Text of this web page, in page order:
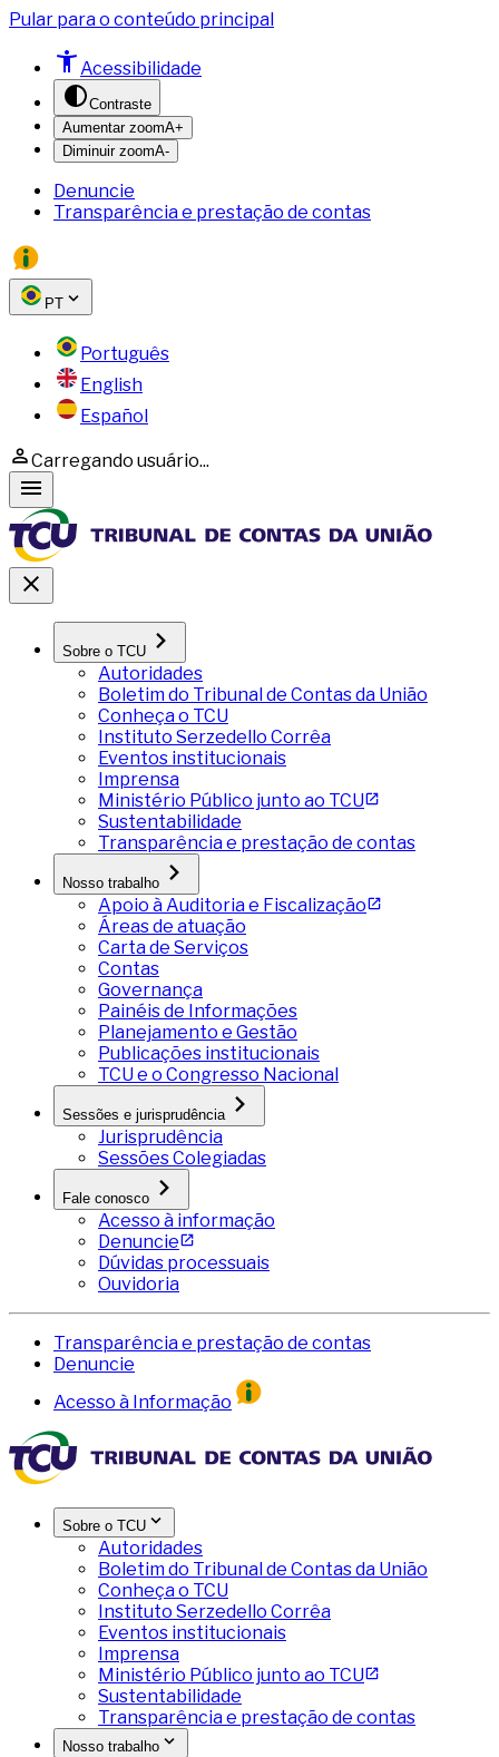
Pular para o conteúdo principal
Acessibilidade
Contraste
Aumentar zoomA+
Diminuir zoomA-
Denuncie
Transparência e prestação de contas
PT
Português
English
Español
Carregando usuário...
Sobre o TCU
Autoridades
Boletim do Tribunal de Contas da União
Conheça o TCU
Instituto Serzedello Corrêa
Eventos institucionais
Imprensa
Ministério Público junto ao TCU
Sustentabilidade
Transparência e prestação de contas
Nosso trabalho
Apoio à Auditoria e Fiscalização
Áreas de atuação
Carta de Serviços
Contas
Governança
Painéis de Informações
Planejamento e Gestão
Publicações institucionais
TCU e o Congresso Nacional
Sessões e jurisprudência
Jurisprudência
Sessões Colegiadas
Fale conosco
Acesso à informação
Denuncie
Dúvidas processuais
Ouvidoria
Transparência e prestação de contas
Denuncie
Acesso à Informação
Sobre o TCU
Autoridades
Boletim do Tribunal de Contas da União
Conheça o TCU
Instituto Serzedello Corrêa
Eventos institucionais
Imprensa
Ministério Público junto ao TCU
Sustentabilidade
Transparência e prestação de contas
Nosso trabalho